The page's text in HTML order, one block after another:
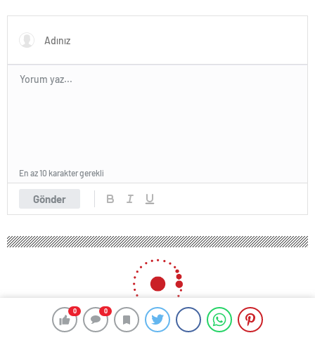
0 0
Gönder
En az 10 karakter gerekli
HABER